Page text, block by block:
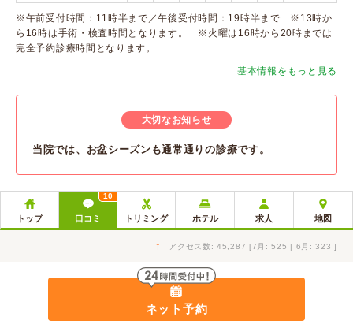
※午前受付時間：11時半まで／午後受付時間：19時半まで ※13時か
ら16時は手術・検査時間となります。 ※火曜は16時から20時までは
完全予約診療時間となります。
基本情報をもっと見る
大切なお知らせ
当院では、お盆シーズンも通常通りの診療です。
トップ 口コミ
10
トリミング ホテル 求人 地図
↑ アクセス数: 45,287 [7月: 525 | 6月: 323 ]
ネット予約